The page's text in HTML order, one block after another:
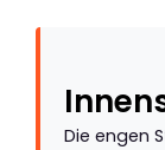
Die engen